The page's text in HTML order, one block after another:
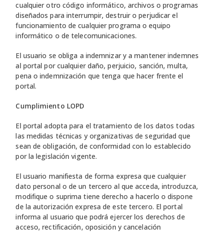
cualquier otro código informático, archivos o programas
diseñados para interrumpir, destruir o perjudicar el
funcionamiento de cualquier programa o equipo
informático o de telecomunicaciones.
El usuario se obliga a indemnizar y a mantener indemnes
al portal por cualquier daño, perjuicio, sanción, multa,
pena o indemnización que tenga que hacer frente el
portal.
Cumplimiento LOPD
El portal adopta para el tratamiento de los datos todas
las medidas técnicas y organizativas de seguridad que
sean de obligación, de conformidad con lo establecido
por la legislación vigente.
El usuario manifiesta de forma expresa que cualquier
dato personal o de un tercero al que acceda, introduzca,
modifique o suprima tiene derecho a hacerlo o dispone
de la autorización expresa de este tercero. El portal
informa al usuario que podrá ejercer los derechos de
acceso, rectificación, oposición y cancelación